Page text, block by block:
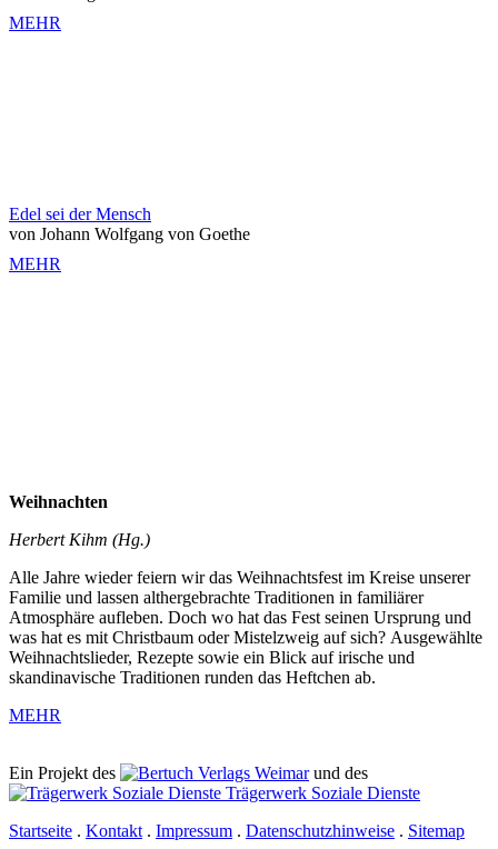
MEHR
Edel sei der Mensch
von Johann Wolfgang von Goethe
MEHR
Weihnachten
Herbert Kihm (Hg.)
Alle Jahre wieder feiern wir das Weihnachtsfest im Kreise unserer
Familie und lassen althergebrachte Traditionen in familiärer
Atmosphäre aufleben. Doch wo hat das Fest seinen Ursprung und
was hat es mit Christbaum oder Mistelzweig auf sich? Ausgewählte
Weihnachtslieder, Rezepte sowie ein Blick auf irische und
skandinavische Traditionen runden das Heftchen ab.
MEHR
Ein Projekt des Verlags Weimarund des
Trägerwerk Soziale Dienste
Startseite . Kontakt . Impressum . Datenschutzhinweise . Sitemap